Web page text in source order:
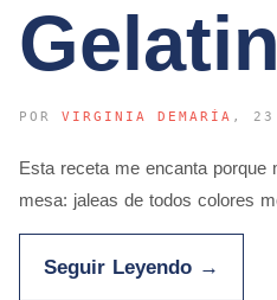
POR VIRGINIA DEMARÍA , 23
Esta receta me encanta
mesa: jaleas de todos colores
Seguir Leyendo →